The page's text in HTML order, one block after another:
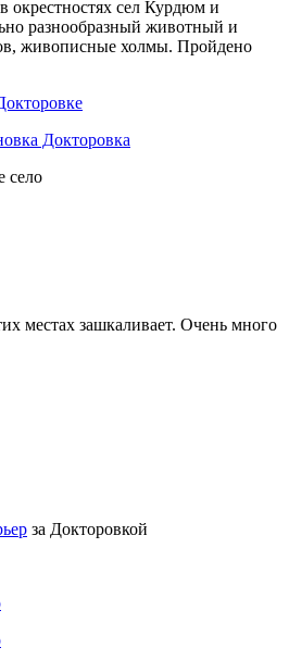
окрестностях сел Курдюм и
разнообразный животный и
живописные холмы. Пройдено
село
местах зашкаливает. Очень много
за Докторовкой